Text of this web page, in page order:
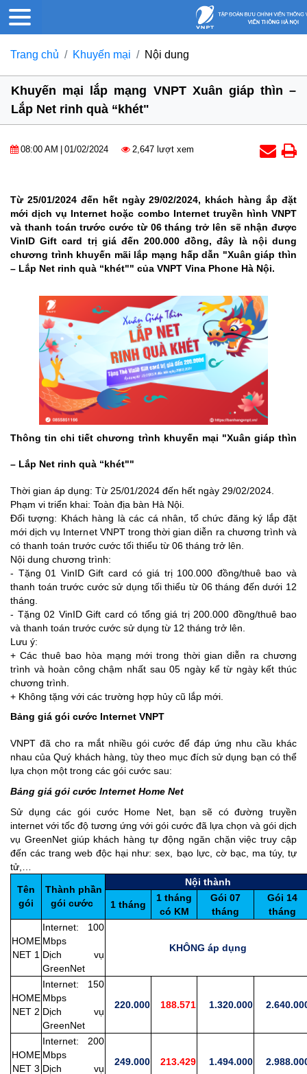
Trang chủ Khuyến mại Nội dung
Khuyến mại lắp mạng VNPT Xuân giáp thìn –
Lắp Net rinh quà “khét"
08:00 AM 01/02/2024 2,647 lượt xem
Từ 25/01/2024 đến hết ngày 29/02/2024, khách hàng ắp đặt
mới dịch vụ Internet hoặc combo Internet truyền hình VNPT
và thanh toán trước cước từ 06 tháng trở lên sẽ nhận được
VinID Gift card trị giá đến 200.000 đồng, đây là nội dung
chương trình khuyến mãi lắp mạng hấp dẫn "Xuân giáp thìn
– Lắp Net rinh quà “khét"" của VNPT Vina Phone Hà Nội.
Thông tin chi tiết chương trình khuyến mại "Xuân giáp thìn
– Lắp Net rinh quà “khét""
Thời gian áp dụng: Từ 25/01/2024 đến hết ngày 29/02/2024.
Phạm vi triển khai: Toàn địa bàn Hà Nội.
Đối tượng: Khách hàng là các cá nhân, tổ chức đăng ký lắp đặt
mới dịch vụ Internet VNPT trong thời gian diễn ra chương trình và
có thanh toán trước cước tối thiểu từ 06 tháng trở lên.
Nội dung chương trình:
- Tặng 01 VinID Gift card có giá trị 100.000 đồng/thuê bao và
thanh toán trước cước sử dụng tối thiểu từ 06 tháng đến dưới 12
tháng.
- Tặng 02 VinID Gift card có tổng giá trị 200.000 đồng/thuê bao
và thanh toán trước cước sử dụng từ 12 tháng trở lên.
Lưu ý:
+ Các thuê bao hòa mạng mới trong thời gian diễn ra chương
trình và hoàn công chậm nhất sau 05 ngày kể từ ngày kết thúc
chương trình.
+ Không tặng với các trường hợp hủy cũ lắp mới.
Bảng giá gói cước Internet VNPT
VNPT đã cho ra mắt nhiều gói cước để đáp ứng nhu cầu khác
nhau của Quý khách hàng, tùy theo mục đích sử dụng bạn có thể
lựa chọn một trong các gói cước sau:
Bảng giá gói cước Internet Home Net
Sử dụng các gói cước Home Net, bạn sẽ có đường truyền
internet với tốc độ tương ứng với gói cước đã lựa chọn và gói dịch
vụ GreenNet giúp khách hàng tự động ngăn chặn việc truy cập
đến các trang web độc hại như: sex, bạo lực, cờ bạc, ma túy, tự
tử,…
Tên
gói
Thành phần
gói cước
Nội thành
1 tháng
1 tháng
có KM
Gói 07
tháng
Gói 14
tháng
HOME
NET 1
Internet: 100
Mbps
Dịch vụ
GreenNet
KHÔNG áp dụng
HOME
NET 2
Internet: 150
Mbps
Dịch vụ
GreenNet
220.000 188.571 1.320.000
HOME
NET 3
Internet: 200
Mbps
Dịch vụ
249.000 213.429 1.494.000